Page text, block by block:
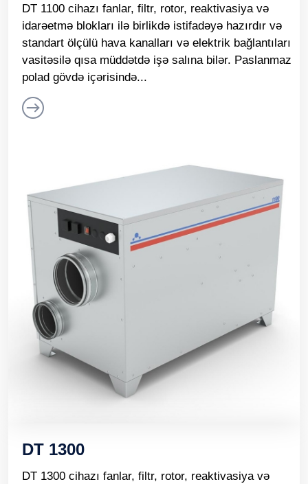
DT 1100 cihazı fanlar, filtr, rotor, reaktivasiya və
idarəetmə blokları ilə birlikdə istifadəyə hazırdır və
standart ölçülü hava kanalları və elektrik bağlantıları
vasitəsilə qısa müddətdə işə salına bilər. Paslanmaz
polad gövdə içərisində...
DT 1300
DT 1300 cihazı fanlar, filtr, rotor, reaktivasiya və